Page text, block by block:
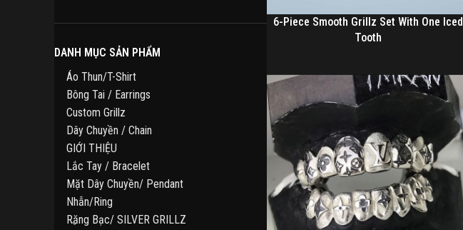
DANH MỤC SẢN PHẨM
Áo Thun/T-Shirt
Bông Tai / Earrings
Custom Grillz
Dây Chuyền / Chain
GIỚI THIỆU
Lắc Tay / Bracelet
Mặt Dây Chuyền/ Pendant
Nhẫn/Ring
Răng Bạc/ SILVER GRILLZ
6-Piece Smooth Grillz Set With One Iced
Tooth